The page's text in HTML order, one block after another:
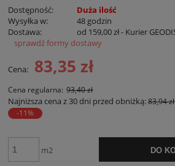
Dostępność:
Duża ilość
Wysyłka w:
48 godzin
Dostawa:
od 159,00 zł- Kurier
Cena nie zawiera ewentualnych kosztów
sprawdź formy dostawy
Cena: 83,35 zł
Cena regularna: 93,40 zł
Najniższa cena z 30 dni przed obniżką:83,94 zł
-11%
m2 DO